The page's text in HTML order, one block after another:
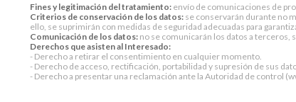
Fines y legitimación del tratamiento: envío de comunicaciones de
Criterios de conservación de los datos: se conservarán durante no
ello, se suprimirán con medidas de seguridad adecuadas para
Comunicación de los datos: no se comunicarán los datos a terceros,
Derechos que asisten al Interesado:
- Derecho a retirar el consentimiento en cualquier momento.
- Derecho de acceso, rectificación, portabilidad y supresión de sus
- Derecho a presentar una reclamación ante la Autoridad de control